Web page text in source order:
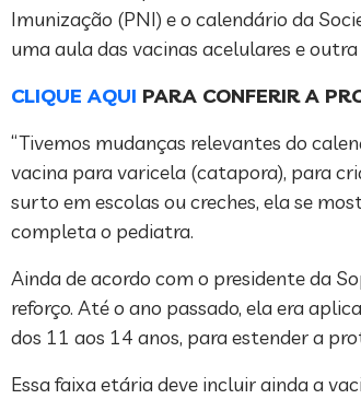
Imunização (PNI) e o calendário da
uma aula das vacinas acelulares e
CLIQUE AQUI PARA CONFERIR A
“Tivemos mudanças relevantes do
vacina para varicela (catapora), para
surto em escolas ou creches, ela se
completa o pediatra.
Ainda de acordo com o presidente da
reforço. Até o ano passado, ela era
dos 11 aos 14 anos, para estender a
Essa faixa etária deve incluir ainda a